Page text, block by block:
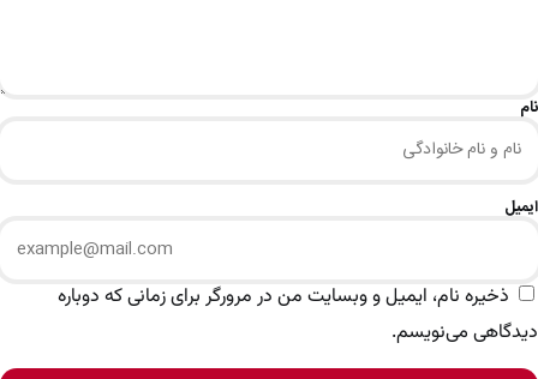
نام
ایمیل
ذخیره نام، ایمیل و وبسایت من در مرورگر برای زمانی که دوباره
دیدگاهی می‌نویسم.